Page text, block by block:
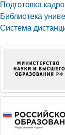
Подготовка
Библиотека
Система